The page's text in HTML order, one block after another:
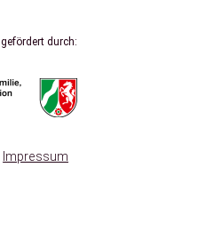
gefördert durch:
Impressum